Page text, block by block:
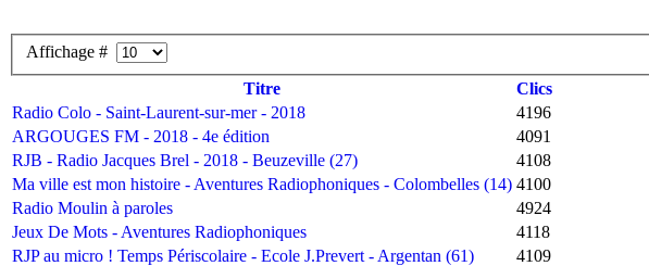
Affichage #
Titre
Clics
Radio Colo - Saint-Laurent-sur-mer - 2018
4196
ARGOUGES FM - 2018 - 4e édition
4091
RJB - Radio Jacques Brel - 2018 - Beuzeville (27)
4108
Ma ville est mon histoire - Aventures Radiophoniques - Colombelles (14) 4100
Radio Moulin à paroles
4924
Jeux De Mots - Aventures Radiophoniques
4118
RJP au micro ! Temps Périscolaire - Ecole J.Prevert - Argentan (61)
4109